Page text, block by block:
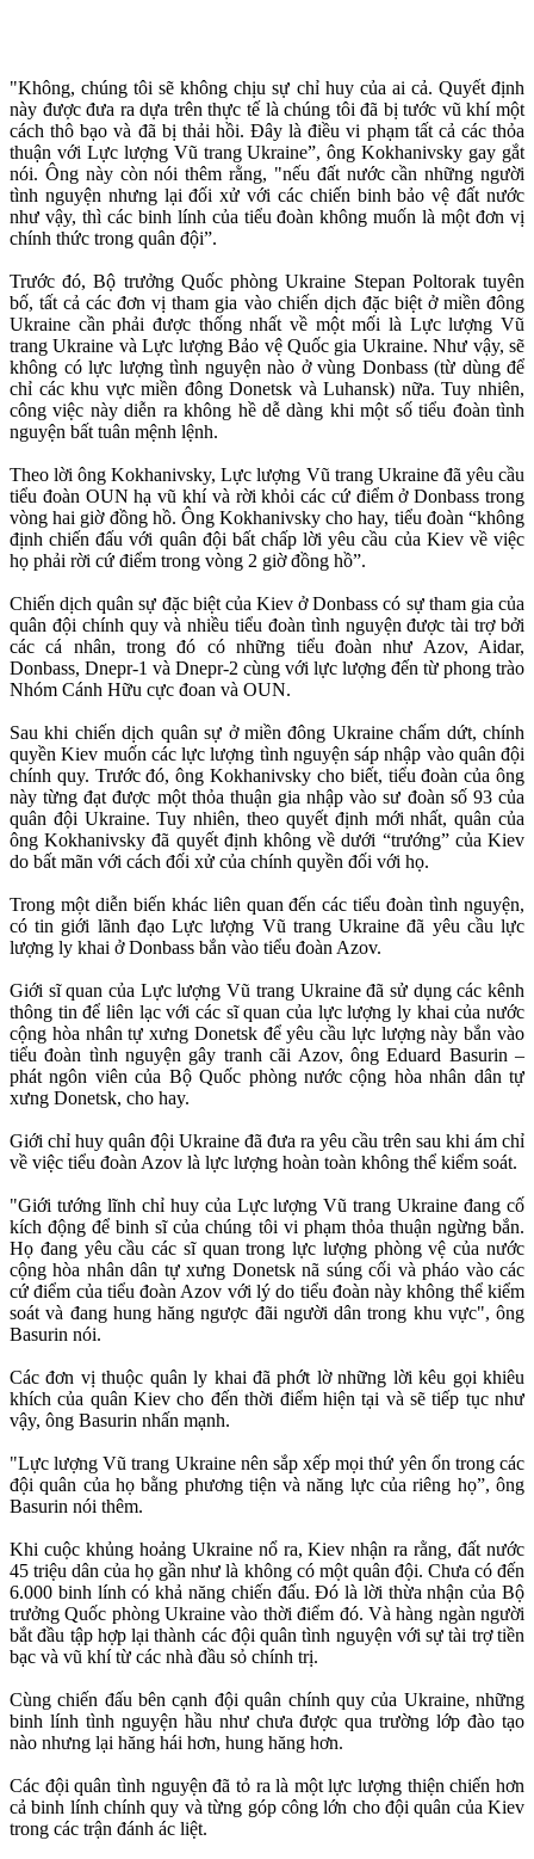
"Không, chúng tôi sẽ không chịu sự chỉ huy của ai cả. Quyết định
này được đưa ra dựa trên thực tế là chúng tôi đã bị tước vũ khí một
cách thô bạo và đã bị thải hồi. Đây là điều vi phạm tất cả các thỏa
thuận với Lực lượng Vũ trang Ukraine”, ông Kokhanivsky gay gắt
nói. Ông này còn nói thêm rằng, "nếu đất nước cần những người
tình nguyện nhưng lại đối xử với các chiến binh bảo vệ đất nước
như vậy, thì các binh lính của tiểu đoàn không muốn là một đơn vị
chính thức trong quân đội”.
Trước đó, Bộ trưởng Quốc phòng Ukraine Stepan Poltorak tuyên
bố, tất cả các đơn vị tham gia vào chiến dịch đặc biệt ở miền đông
Ukraine cần phải được thống nhất về một mối là Lực lượng Vũ
trang Ukraine và Lực lượng Bảo vệ Quốc gia Ukraine. Như vậy, sẽ
không có lực lượng tình nguyện nào ở vùng Donbass (từ dùng để
chỉ các khu vực miền đông Donetsk và Luhansk) nữa. Tuy nhiên,
công việc này diễn ra không hề dễ dàng khi một số tiểu đoàn tình
nguyện bất tuân mệnh lệnh.
Theo lời ông Kokhanivsky, Lực lượng Vũ trang Ukraine đã yêu cầu
tiểu đoàn OUN hạ vũ khí và rời khỏi các cứ điểm ở Donbass trong
vòng hai giờ đồng hồ. Ông Kokhanivsky cho hay, tiểu đoàn “không
định chiến đấu với quân đội bất chấp lời yêu cầu của Kiev về việc
họ phải rời cứ điểm trong vòng 2 giờ đồng hồ”.
Chiến dịch quân sự đặc biệt của Kiev ở Donbass có sự tham gia của
quân đội chính quy và nhiều tiểu đoàn tình nguyện được tài trợ bởi
các cá nhân, trong đó có những tiểu đoàn như Azov, Aidar,
Donbass, Dnepr-1 và Dnepr-2 cùng với lực lượng đến từ phong trào
Nhóm Cánh Hữu cực đoan và OUN.
Sau khi chiến dịch quân sự ở miền đông Ukraine chấm dứt, chính
quyền Kiev muốn các lực lượng tình nguyện sáp nhập vào quân đội
chính quy. Trước đó, ông Kokhanivsky cho biết, tiểu đoàn của ông
này từng đạt được một thỏa thuận gia nhập vào sư đoàn số 93 của
quân đội Ukraine. Tuy nhiên, theo quyết định mới nhất, quân của
ông Kokhanivsky đã quyết định không về dưới “trướng” của Kiev
do bất mãn với cách đối xử của chính quyền đối với họ.
Trong một diễn biến khác liên quan đến các tiểu đoàn tình nguyện,
có tin giới lãnh đạo Lực lượng Vũ trang Ukraine đã yêu cầu lực
lượng ly khai ở Donbass bắn vào tiểu đoàn Azov.
Giới sĩ quan của Lực lượng Vũ trang Ukraine đã sử dụng các kênh
thông tin để liên lạc với các sĩ quan của lực lượng ly khai của nước
cộng hòa nhân tự xưng Donetsk để yêu cầu lực lượng này bắn vào
tiểu đoàn tình nguyện gây tranh cãi Azov, ông Eduard Basurin –
phát ngôn viên của Bộ Quốc phòng nước cộng hòa nhân dân tự
xưng Donetsk, cho hay.
Giới chỉ huy quân đội Ukraine đã đưa ra yêu cầu trên sau khi ám chỉ
về việc tiểu đoàn Azov là lực lượng hoàn toàn không thể kiểm soát.
"Giới tướng lĩnh chỉ huy của Lực lượng Vũ trang Ukraine đang cố
kích động để binh sĩ của chúng tôi vi phạm thỏa thuận ngừng bắn.
Họ đang yêu cầu các sĩ quan trong lực lượng phòng vệ của nước
cộng hòa nhân dân tự xưng Donetsk nã súng cối và pháo vào các
cứ điểm của tiểu đoàn Azov với lý do tiểu đoàn này không thể kiểm
soát và đang hung hăng ngược đãi người dân trong khu vực", ông
Basurin nói.
Các đơn vị thuộc quân ly khai đã phớt lờ những lời kêu gọi khiêu
khích của quân Kiev cho đến thời điểm hiện tại và sẽ tiếp tục như
vậy, ông Basurin nhấn mạnh.
"Lực lượng Vũ trang Ukraine nên sắp xếp mọi thứ yên ổn trong các
đội quân của họ bằng phương tiện và năng lực của riêng họ”, ông
Basurin nói thêm.
Khi cuộc khủng hoảng Ukraine nổ ra, Kiev nhận ra rằng, đất nước
45 triệu dân của họ gần như là không có một quân đội. Chưa có đến
6.000 binh lính có khả năng chiến đấu. Đó là lời thừa nhận của Bộ
trưởng Quốc phòng Ukraine vào thời điểm đó. Và hàng ngàn người
bắt đầu tập hợp lại thành các đội quân tình nguyện với sự tài trợ tiền
bạc và vũ khí từ các nhà đầu sỏ chính trị.
Cùng chiến đấu bên cạnh đội quân chính quy của Ukraine, những
binh lính tình nguyện hầu như chưa được qua trường lớp đào tạo
nào nhưng lại hăng hái hơn, hung hăng hơn.
Các đội quân tình nguyện đã tỏ ra là một lực lượng thiện chiến hơn
cả binh lính chính quy và từng góp công lớn cho đội quân của Kiev
trong các trận đánh ác liệt.